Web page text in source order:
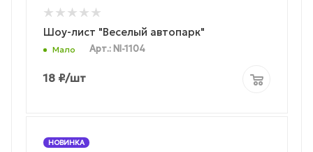
Шоу-лист "Веселый автопарк"
Мало Арт.: NI-1104
18 ₽/шт
НОВИНКА